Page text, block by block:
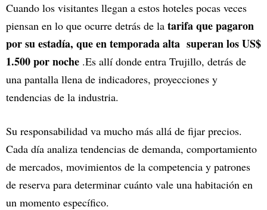
Cuando los visitantes llegan a estos hoteles pocas veces
piensan en lo que ocurre detrás de la tarifa que pagaron
por su estadía, que en temporada alta superan los US$
1.500 por noche .Es allí donde entra Trujillo, detrás de
una pantalla llena de indicadores, proyecciones y
tendencias de la industria.
Su responsabilidad va mucho más allá de fijar precios.
Cada día analiza tendencias de demanda, comportamiento
de mercados, movimientos de la competencia y patrones
de reserva para determinar cuánto vale una habitación en
un momento específico.